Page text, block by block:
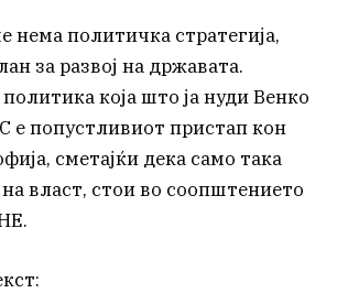
нема политичка стратегија,
за развој на државата.
која што ја нуди Венко
е попустливиот пристап кон
сметајќи дека само така
власт, стои во соопштението